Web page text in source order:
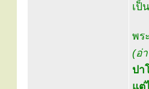
เป็
พร
(อ่
ปา
แต่